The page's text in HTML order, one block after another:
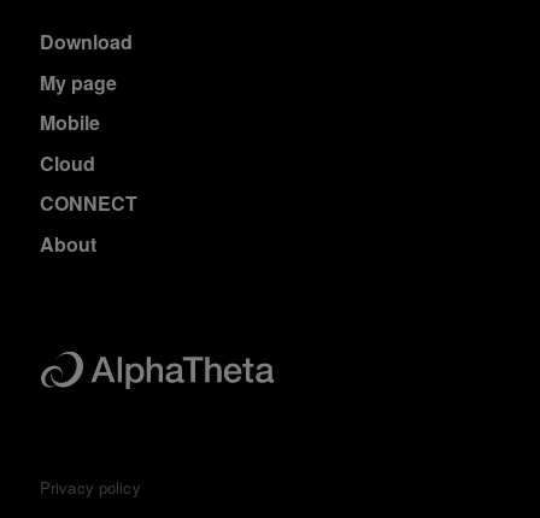
Download
My page
Mobile
Cloud
CONNECT
About
Privacy policy